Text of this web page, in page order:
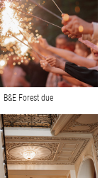
В&Е Forest due